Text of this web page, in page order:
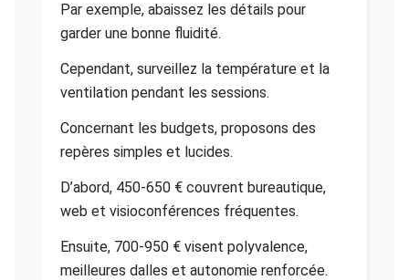
Par exemple, abaissez les détails pour
garder une bonne fluidité.
Cependant, surveillez la température et la
ventilation pendant les sessions.
Concernant les budgets, proposons des
repères simples et lucides.
D’abord, 450-650 € couvrent bureautique,
web et visioconférences fréquentes.
Ensuite, 700-950 € visent polyvalence,
meilleures dalles et autonomie renforcée.